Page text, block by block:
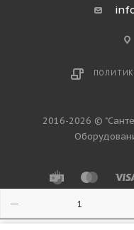
2016-2026 ©